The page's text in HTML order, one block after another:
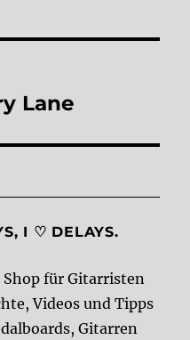
Lane
I ♡ DELAYS.
Shop für Gitarristen
Videos und Tipps
Gitarren